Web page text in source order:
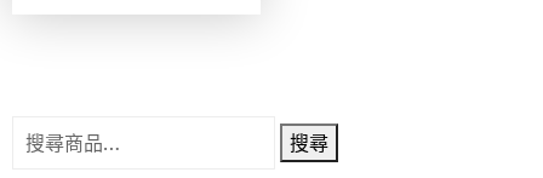
搜尋